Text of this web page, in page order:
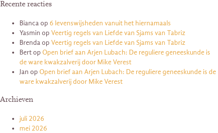
Recente reacties
Biancaop 6 levenswijsheden vanuit het hiernamaals
Yasmin op Veertig regels van Liefde van Sjams van Tabriz
Brendaop Veertig regels van Liefde van Sjams van Tabriz
Bertop Open brief aan Arjen Lubach: De reguliere geneeskunde is
de ware kwakzalverij door Mike Verest
Jan op Open brief aan Arjen Lubach: De reguliere geneeskunde is de
ware kwakzalverij door Mike Verest
Archieven
juli 2026
mei 2026